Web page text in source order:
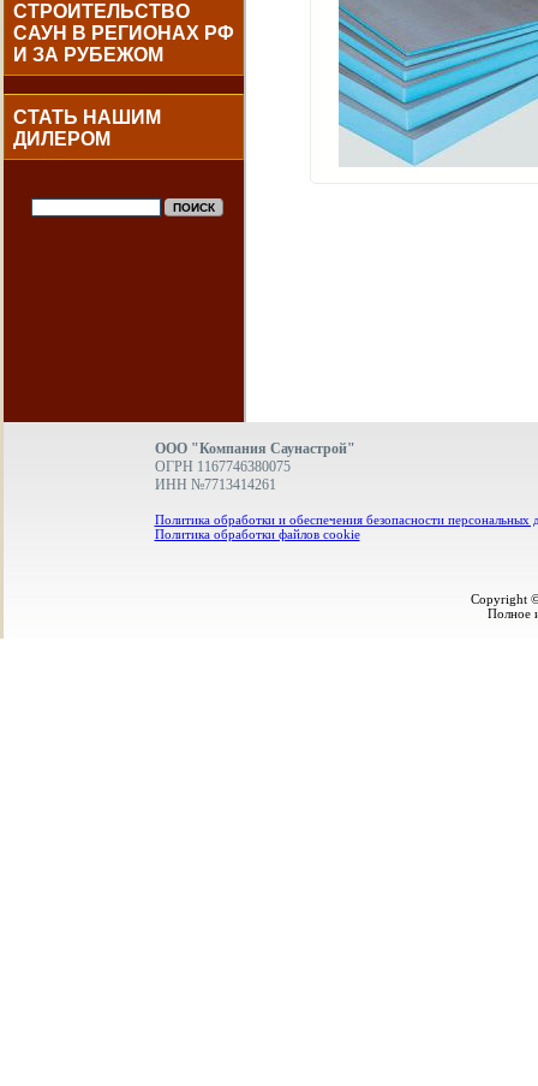
СТРОИТЕЛЬСТВО
САУН В РЕГИОНАХ РФ
И ЗА РУБЕЖОМ
СТАТЬ НАШИМ
ДИЛЕРОМ
ООО "Компания Саунастрой"
ОГРН 1167746380075
ИНН №7713414261
Политика обработки и обеспечения безопасности персональных
Политика обработки файлов cookie
Copyright
Полное